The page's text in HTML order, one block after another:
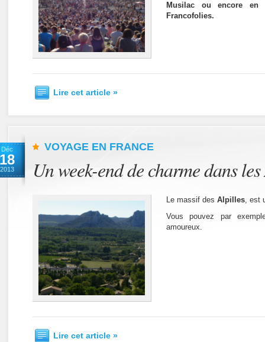
Musilac ou encore en
Francofolies.
Lire cet article »
Déc
18
2013
VOYAGE EN FRANCE
Un week-end de charme dans
Le massif des Alpilles, est
Vous pouvez par
amoureux.
Lire cet article »